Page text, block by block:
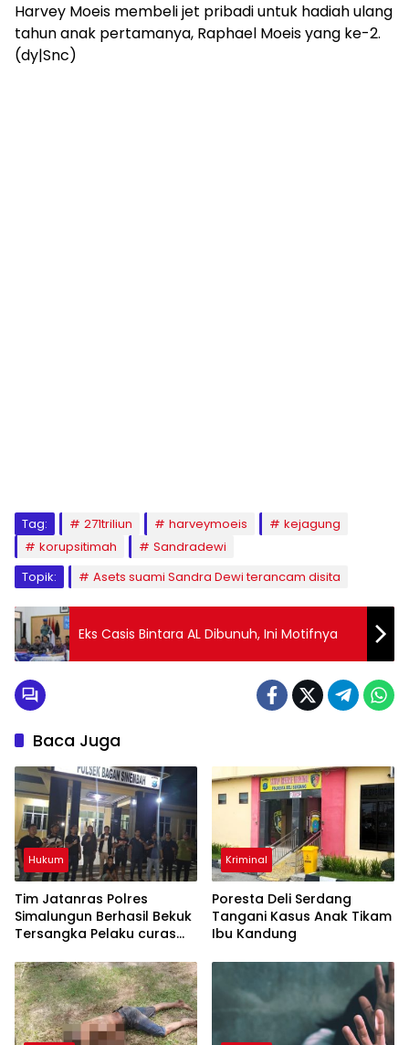
Harvey Moeis membeli jet pribadi untuk hadiah ulang
tahun anak pertamanya, Raphael Moeis yang ke-2.
(dy|Snc)
Tag: 271triliun harveymoeis
kejagung
korupsitimah
Sandradewi
Topik:
Asets suami Sandra Dewi terancam disita
Eks Casis Bintara AL Dibunuh, Ini Motifnya
Baca Juga
Hukum
Tim Jatanras Polres
Simalungun Berhasil Bekuk
Tersangka Pelaku curas
Kriminal
Poresta Deli Serdang
Tangani Kasus Anak Tikam
Ibu Kandung